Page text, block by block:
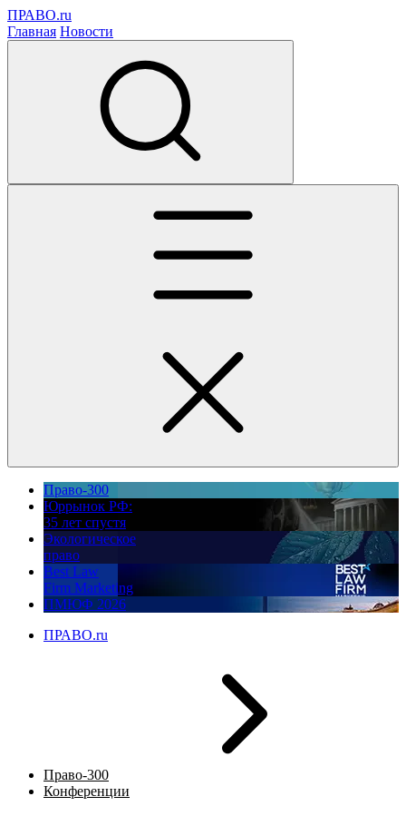
ПРАВО.ru
Главная Новости
Право-300
Юррынок РФ:
35 лет спустя
Экологическое
право
Best Law
Firm Marketing
ПМЮФ 2026
ПРАВО.ru
Право-300
Конференции